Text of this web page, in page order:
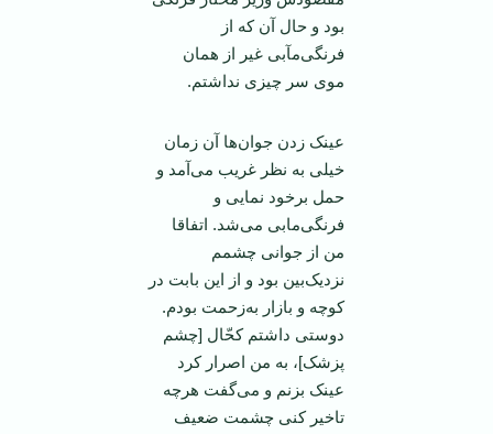
بود و حال آن که از
فرنگی‌مآبی غیر از همان
موی سر چیزی نداشتم.
عینک زدن جوان‌ها آن زمان
خیلی به نظر غریب می‌آمد و
حمل برخود نمایی و
فرنگی‌مابی می‌شد. اتفاقا
من از جوانی چشمم
نزدیک‌بین بود و از این بابت در
کوچه و بازار به‌زحمت بودم.
دوستی داشتم کحّال [چشم
پزشک]، به من اصرار کرد
عینک بزنم و می‌گفت هرچه
تاخیر کنی چشمت ضعیف